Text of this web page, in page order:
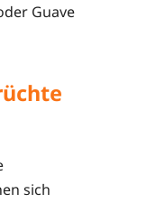
Guave
sich